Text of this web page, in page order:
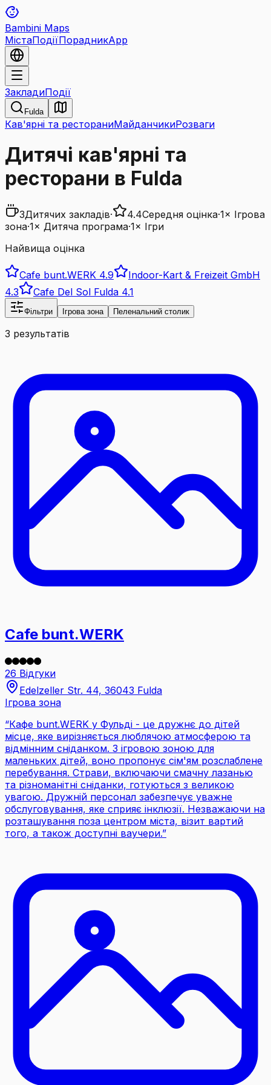
Bambini Maps
МістаПодіїПорадникApp
ЗакладиПодії
Fulda
Кав'ярні та рестораниМайданчикиРозваги
Дитячі кав'ярні та
ресторани в Fulda
3Дитячих закладів· 4.4Середня оцінка·1× Ігрова
зона·1× Дитяча програма·1× Ігри
Найвища оцінка
Cafe bunt.WERK 4.9
Indoor-Kart & Freizeit GmbH
4.3
Cafe Del Sol Fulda 4.1
Фільтри Ігрова зона Пеленальний столик
3 результатів
Cafe bunt.WERK
26 Відгуки
Edelzeller Str. 44, 36043 Fulda
Ігрова зона
“Кафе bunt.WERK у Фульді - це дружнє до дітей
місце, яке вирізняється люблячою атмосферою та
відмінним сніданком. З ігровою зоною для
маленьких дітей, воно пропонує сім'ям розслаблене
перебування. Страви, включаючи смачну лазанью
та різноманітні сніданки, готуються з великою
увагою. Дружній персонал забезпечує уважне
обслуговування, яке сприяє інклюзії. Незважаючи на
розташування поза центром міста, візит вартий
того, а також доступні ваучери.”